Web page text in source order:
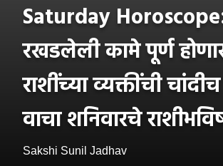
Saturday
रखडलेली कामे पूर्ण
राशींच्या व्यक्तींची
वाचा शनिवारचे
Sakshi Sunil Jadhav